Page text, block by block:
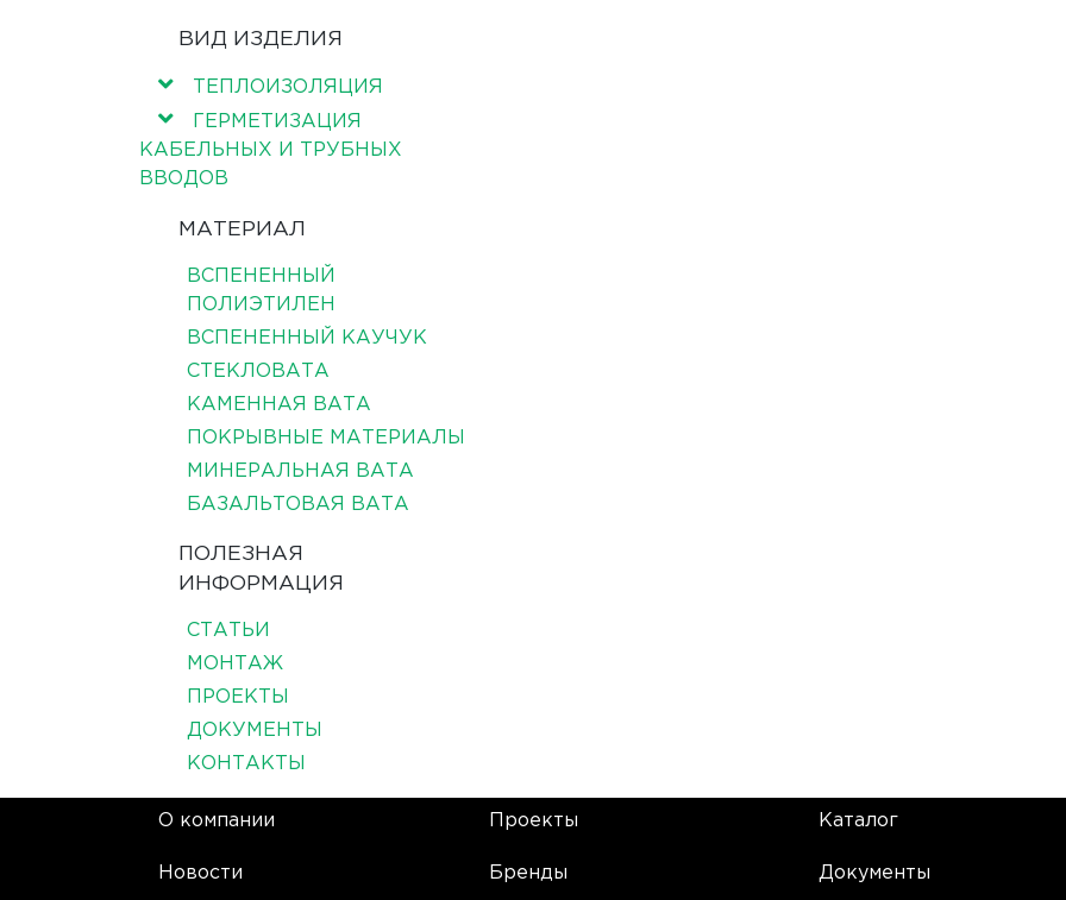
ВИД ИЗДЕЛИЯ
ТЕПЛОИЗОЛЯЦИЯ
ГЕРМЕТИЗАЦИЯ
КАБЕЛЬНЫХ И ТРУБНЫХ
ВВОДОВ
МАТЕРИАЛ
ВСПЕНЕННЫЙ
ПОЛИЭТИЛЕН
ВСПЕНЕННЫЙ КАУЧУК
СТЕКЛОВАТА
КАМЕННАЯ ВАТА
ПОКРЫВНЫЕ МАТЕРИАЛЫ
МИНЕРАЛЬНАЯ ВАТА
БАЗАЛЬТОВАЯ ВАТА
ПОЛЕЗНАЯ
ИНФОРМАЦИЯ
СТАТЬИ
МОНТАЖ
ПРОЕКТЫ
ДОКУМЕНТЫ
КОНТАКТЫ
О компании Проекты Каталог
Новости Бренды Документы